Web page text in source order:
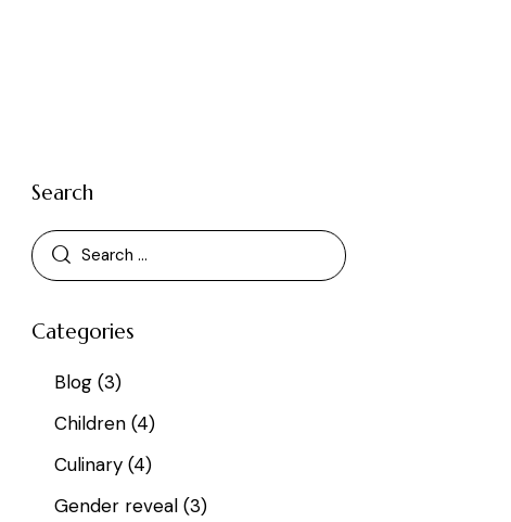
Search
Categories
Blog(3)
Children(4)
Culinary(4)
Gender reveal(3)